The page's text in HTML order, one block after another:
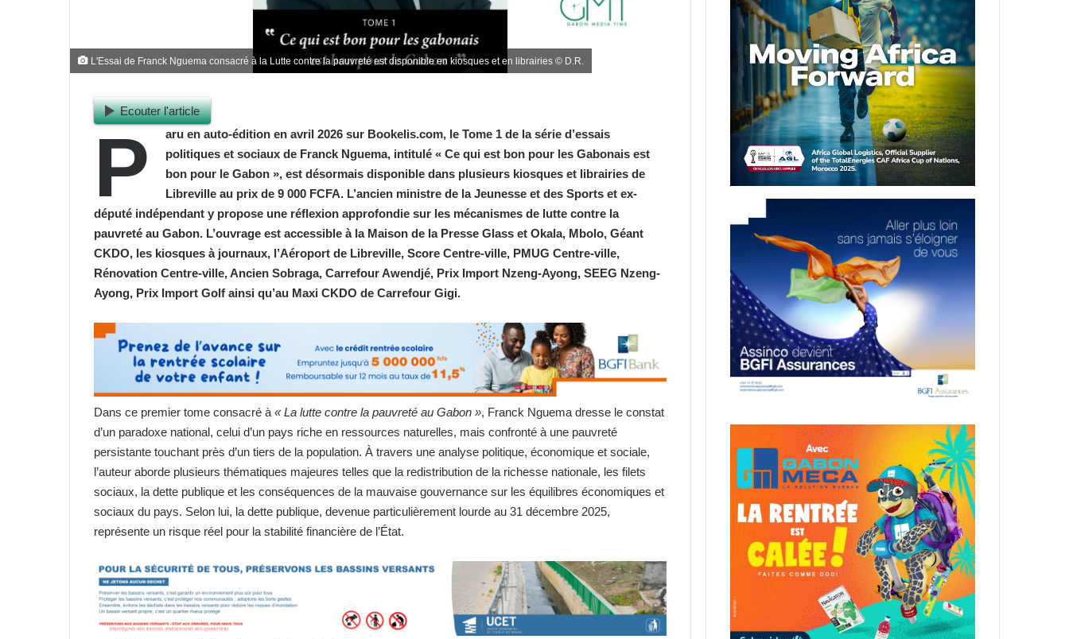
L'Essai de Franck Nguema consacré à la Lutte contre la pauvreté est disponible en kiosques et en librairies © D.R.
Ecouter l'article
P
aru en auto-édition en avril 2026 sur Bookelis.com, le Tome 1 de la série d’essais
politiques et sociaux de Franck Nguema, intitulé « Ce qui est bon pour les Gabonais est
bon pour le Gabon », est désormais disponible dans plusieurs kiosques et librairies de
Libreville au prix de 9 000 FCFA. L’ancien ministre de la Jeunesse et des Sports et ex-
député indépendant y propose une réflexion approfondie sur les mécanismes de lutte contre la
pauvreté au Gabon. L’ouvrage est accessible à la Maison de la Presse Glass et Okala, Mbolo, Géant
CKDO, les kiosques à journaux, l’Aéroport de Libreville, Score Centre-ville, PMUG Centre-ville,
Rénovation Centre-ville, Ancien Sobraga, Carrefour Awendjé, Prix Import Nzeng-Ayong, SEEG Nzeng-
Ayong, Prix Import Golf ainsi qu’au Maxi CKDO de Carrefour Gigi.
Dans ce premier tome consacré à « La lutte contre la pauvreté au Gabon », Franck Nguema dresse le constat
d’un paradoxe national, celui d’un pays riche en ressources naturelles, mais confronté à une pauvreté
persistante touchant près d’un tiers de la population. À travers une analyse politique, économique et sociale,
l’auteur aborde plusieurs thématiques majeures telles que la redistribution de la richesse nationale, les filets
sociaux, la dette publique et les conséquences de la mauvaise gouvernance sur les équilibres économiques et
sociaux du pays. Selon lui, la dette publique, devenue particulièrement lourde au 31 décembre 2025,
représente un risque réel pour la stabilité financière de l’État.